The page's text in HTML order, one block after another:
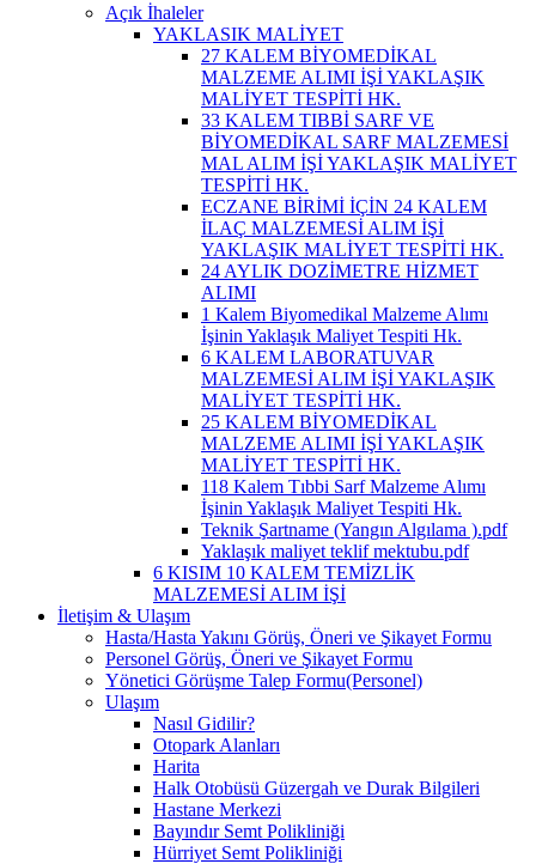
Açık İhaleler
YAKLASIK MALİYET
27 KALEM BİYOMEDİKAL
MALZEME ALIMI İŞİ YAKLAŞIK
MALİYET TESPİTİ HK.
33 KALEM TIBBİ SARF VE
BİYOMEDİKAL SARF MALZEMESİ
MAL ALIM İŞİ YAKLAŞIK MALİYET
TESPİTİ HK.
ECZANE BİRİMİ İÇİN 24 KALEM
İLAÇ MALZEMESİ ALIM İŞİ
YAKLAŞIK MALİYET TESPİTİ HK.
24 AYLIK DOZİMETRE HİZMET
ALIMI
1 Kalem Biyomedikal Malzeme Alımı
İşinin Yaklaşık Maliyet Tespiti Hk.
6 KALEM LABORATUVAR
MALZEMESİ ALIM İŞİ YAKLAŞIK
MALİYET TESPİTİ HK.
25 KALEM BİYOMEDİKAL
MALZEME ALIMI İŞİ YAKLAŞIK
MALİYET TESPİTİ HK.
118 Kalem Tıbbi Sarf Malzeme Alımı
İşinin Yaklaşık Maliyet Tespiti Hk.
Teknik Şartname (Yangın Algılama ).pdf
Yaklaşık maliyet teklif mektubu.pdf
6 KISIM 10 KALEM TEMİZLİK
MALZEMESİ ALIM İŞİ
İletişim & Ulaşım
Hasta/Hasta Yakını Görüş, Öneri ve Şikayet Formu
Personel Görüş, Öneri ve Şikayet Formu
Yönetici Görüşme Talep Formu(Personel)
Ulaşım
Nasıl Gidilir?
Otopark Alanları
Harita
Halk Otobüsü Güzergah ve Durak Bilgileri
Hastane Merkezi
Bayındır Semt Polikliniği
Hürriyet Semt Polikliniği